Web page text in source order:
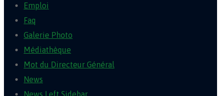
Emploi
Faq
Galerie Photo
Médiathèque
Mot du Directeur Général
News
News Left Sidebar